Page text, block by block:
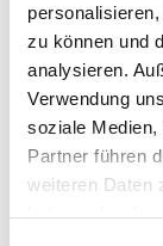
zu können und
analysieren.
Verwendung
soziale Medien,
Partner führen
weiteren Daten
Vereine,
unabhängige
in allen